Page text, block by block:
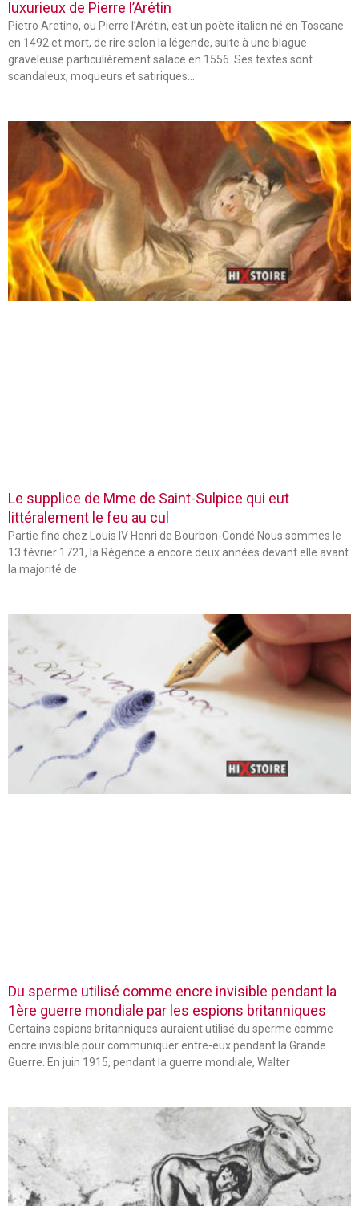
luxurieux de Pierre l’Arétin
Pietro Aretino, ou Pierre l’Arétin, est un poète italien né en Toscane
en 1492 et mort, de rire selon la légende, suite à une blague
graveleuse particulièrement salace en 1556. Ses textes sont
scandaleux, moqueurs et satiriques…
Le supplice de Mme de Saint-Sulpice qui eut
littéralement le feu au cul
Partie fine chez Louis IV Henri de Bourbon-Condé Nous sommes le
13 février 1721, la Régence a encore deux années devant elle avant
la majorité de
Du sperme utilisé comme encre invisible pendant la
1ère guerre mondiale par les espions britanniques
Certains espions britanniques auraient utilisé du sperme comme
encre invisible pour communiquer entre-eux pendant la Grande
Guerre. En juin 1915, pendant la guerre mondiale, Walter